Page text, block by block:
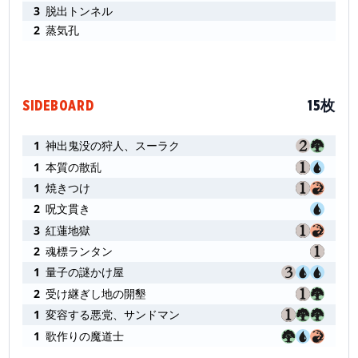
3 脱出トンネル
2 蒸気孔
SIDEBOARD 15枚
1 神出鬼没の狩人、スーラク
1 本質の散乱
1 焼きつけ
2 呪文貫き
3 紅蓮地獄
2 魂標ランタン
1 量子の謎かけ屋
2 受け継ぎし地の開墾
1 変容する悪党、サンドマン
1 歌作りの魔道士